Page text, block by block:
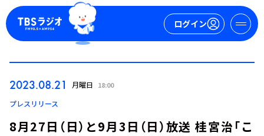
ログイン
2023.08.21 月曜日 18:00
プレスリリース
8月27日（日）と9月3日（日）放送 桂宮治「こ